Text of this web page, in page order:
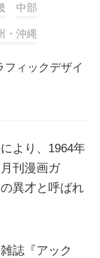
中部
・沖縄
フィックデザイ
より、1964年
刊漫画ガ
異才と呼ばれ
誌『アック